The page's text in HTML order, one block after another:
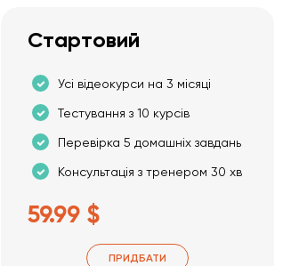
Стартовий
Усі відеокурси на 3 місяці
Тестування з 10 курсів
Перевірка 5 домашніх завдань
Консультація з тренером 30 хв
59.99 $
ПРИДБАТИ